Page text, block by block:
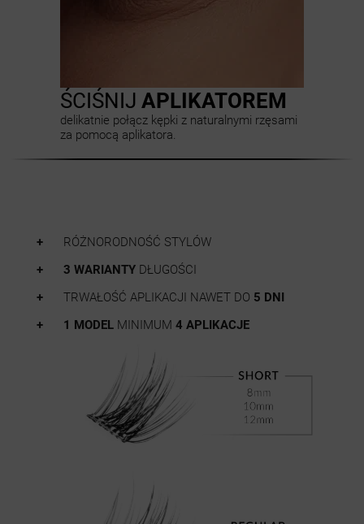
ŚCIŚNIJ APLIKATOREM
delikatnie połącz kępki z naturalnymi rzęsami
za pomocą aplikatora.
RÓŻNORODNOŚĆ STYLÓW
3 WARIANTY DŁUGOŚCI
TRWAŁOŚĆ APLIKACJI NAWET DO 5 DNI
1 MODEL MINIMUM4 APLIKACJE